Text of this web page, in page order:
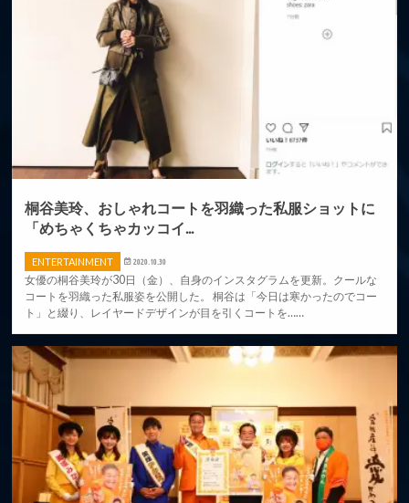
桐谷美玲、おしゃれコートを羽織った私服ショットに
「めちゃくちゃカッコイ...
ENTERTAINMENT 2020.10.30
女優の桐谷美玲が30日（金）、自身のインスタグラムを更新。クールな
コートを羽織った私服姿を公開した。 桐谷は「今日は寒かったのでコー
ト」と綴り、レイヤードデザインが目を引くコートを……